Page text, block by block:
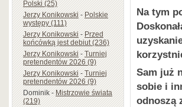
Polski (25)
Jerzy Konikowski-Polskie
występy (111)
Jerzy Konikowski-Przed
końcówką jest debiut (236)
Jerzy Konikowski-Turniej
pretendentów 2026 (9)
Jerzy Konikowski-Turniej
pretendentów 2026 (9)
Dominik-Mistrzowie świata
(219)
Na tym
Sam już
sobie i
odnoszą